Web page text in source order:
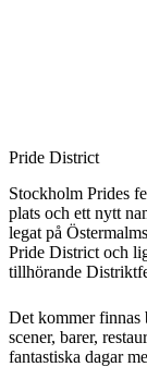
Pride District
Stockholm Prides
plats och ett nytt
legat på
Pride District och
tillhörande
Det kommer finnas
scener, barer,
fantastiska dagar